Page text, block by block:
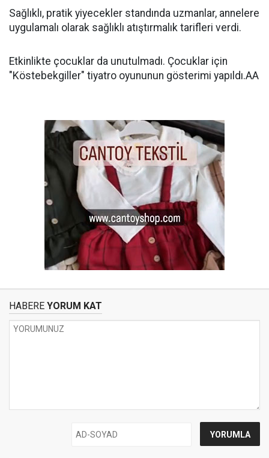
Sağlıklı, pratik yiyecekler standında uzmanlar, annelere
uygulamalı olarak sağlıklı atıştırmalık tarifleri verdi.
Etkinlikte çocuklar da unutulmadı. Çocuklar için
"Köstebekgiller" tiyatro oyununun gösterimi yapıldı.AA
HABERE YORUM KAT